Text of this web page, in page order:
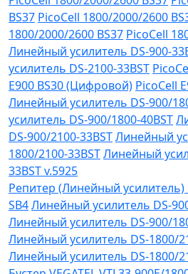
BS37 PicoCell 1800/2000/2600
1800/2000/2600 BS37 PicoCell
Линейный усилитель DS-900-
усилитель DS-2100-33BST
E900 BS30 (Цифровой) PicoCell
Линейный усилитель DS-900/
усилитель DS-900/1800-40BST
DS-900/2100-33BSTЛинейный
1800/2100-33BSTЛинейный
33BST v.5925
Репитер (Линейный усилитель)
SB4Линейный усилитель DS-
Линейный усилитель DS-900/
Линейный усилитель DS-1800/
Линейный усилитель DS-1800/